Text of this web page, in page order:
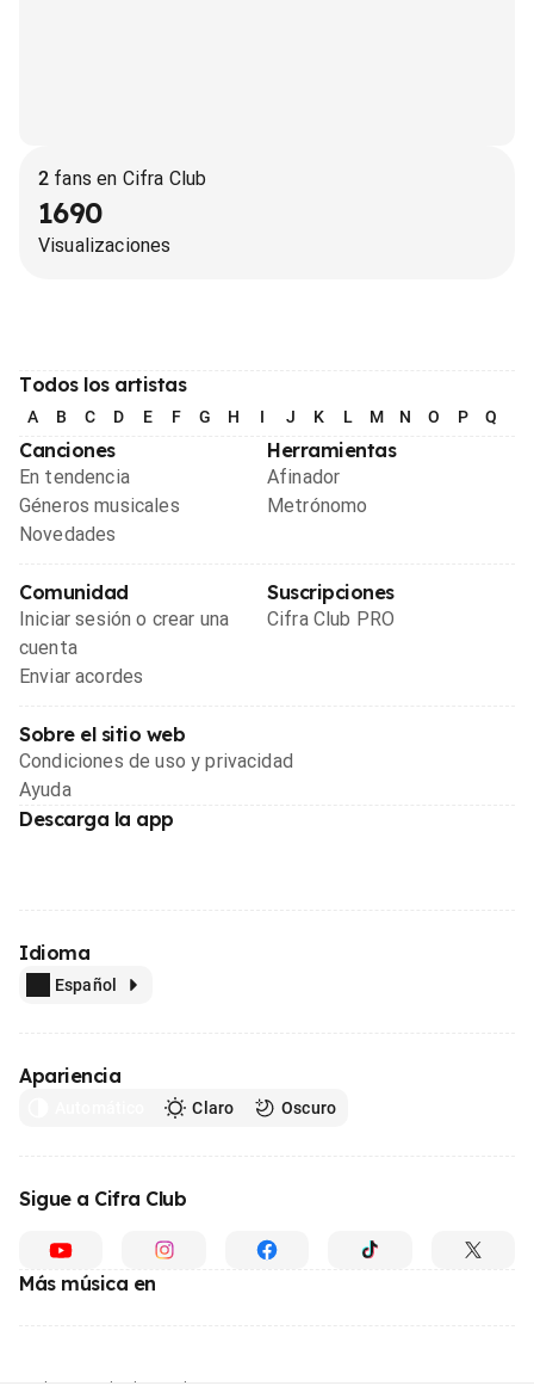
2 fans en Cifra Club
1690
Visualizaciones
Todos los artistas
A B C D E F G H I J K L M N O P Q
Canciones
En tendencia
Géneros musicales
Novedades
Herramientas
Afinador
Metrónomo
Comunidad
Iniciar sesión o crear una
cuenta
Enviar acordes
Suscripciones
Cifra Club PRO
Sobre el sitio web
Condiciones de uso y privacidad
Ayuda
Descarga la app
Idioma
Español
Apariencia
Claro Oscuro
Sigue a Cifra Club
Más música en